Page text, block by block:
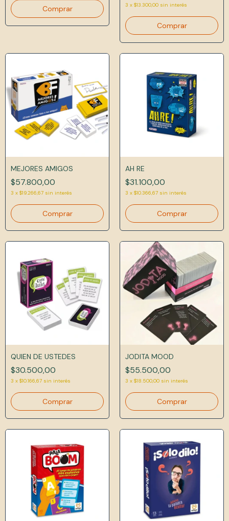
3 x $13.300,00 sin interés
MEJORES AMIGOS
$57.800,00
3 x $19.266,67 sin interés
AH RE
$31.100,00
3 x $10.366,67 sin interés
QUIEN DE USTEDES
$30.500,00
3 x $10.166,67 sin interés
JODITA MOOD
$55.500,00
3 x $18.500,00 sin interés